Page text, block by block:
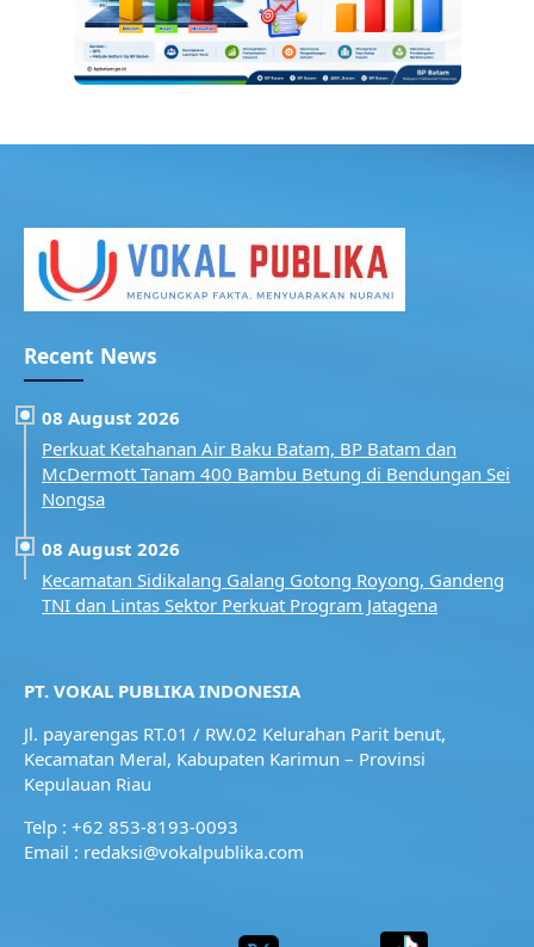
Recent News
08 August 2026
Perkuat Ketahanan Air Baku Batam, BP Batam dan
McDermott Tanam 400 Bambu Betung di Bendungan Sei
Nongsa
08 August 2026
Kecamatan Sidikalang Galang Gotong Royong, Gandeng
TNI dan Lintas Sektor Perkuat Program Jatagena
PT. VOKAL PUBLIKA INDONESIA
Jl. payarengas RT.01 / RW.02 Kelurahan Parit benut,
Kecamatan Meral, Kabupaten Karimun – Provinsi
Kepulauan Riau
Telp : +62 853-8193-0093
Email : redaksi@vokalpublika.com